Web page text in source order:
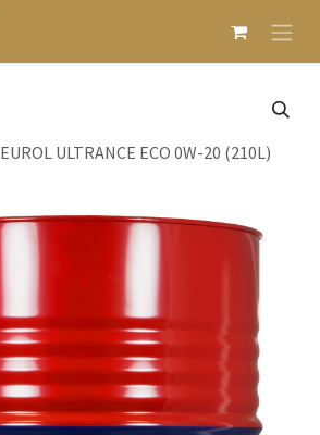
EUROL ULTRANCE ECO 0W-20 (210L)